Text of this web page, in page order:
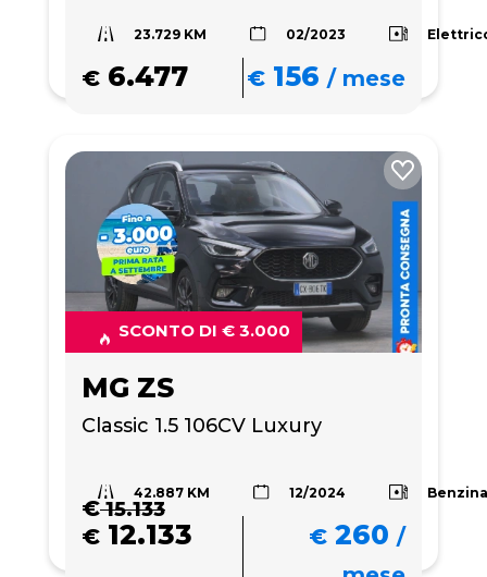
23.729 KM 02/2023
€ 6.477 € 156 /mese
SCONTO DI € 3.000
MG ZS
Classic 1.5 106CV Luxury
42.887 KM 12/2024
€15.133
€ 12.133 € 260 /